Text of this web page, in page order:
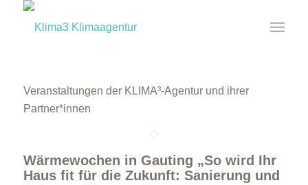
Veranstaltungen der KLIMA³-Agentur und ihrer
Partner*innen
Wärmewochen in Gauting „So wird Ihr
Haus fit für die Zukunft: Sanierung und